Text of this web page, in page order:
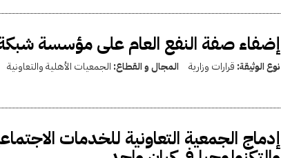
إضفاء صفة النفع العام على مؤسسة
نوع الوثيقة: قرارات وزارية المجال و القطاع: الجمعيات الأهلية والتعاونية
إدماج الجمعية التعاونية للخدمات